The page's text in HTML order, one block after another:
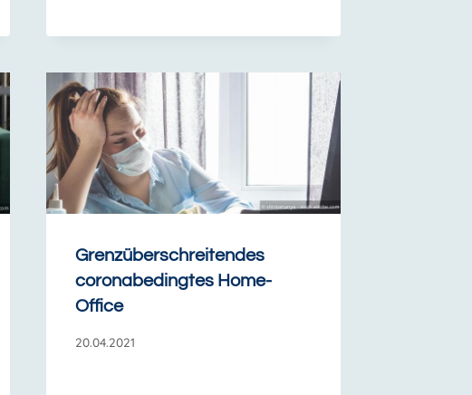
Grenzüberschreitendes
coronabedingtes Home-
Office
20.04.2021